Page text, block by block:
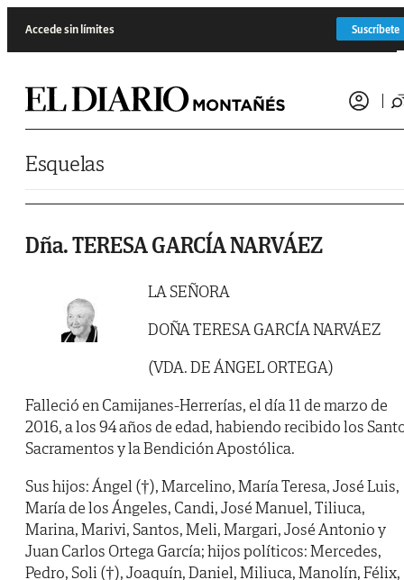
Accede sin límites Suscríbete
Esquelas
Dña. TERESA GARCÍA NARVÁEZ
LA SEÑORA
DOÑA TERESA GARCÍA NARVÁEZ
(VDA. DE ÁNGEL ORTEGA)
Falleció en Camijanes-Herrerías, el día 11 de marzo de
2016, a los 94 años de edad, habiendo recibido los
Sacramentos y la Bendición Apostólica.
Sus hijos: Ángel (†), Marcelino, María Teresa, José Luis,
María de los Ángeles, Candi, José Manuel, Tiliuca,
Marina, Marivi, Santos, Meli, Margari, José Antonio y
Juan Carlos Ortega García; hijos políticos: Mercedes,
Pedro, Soli (†), Joaquín, Daniel, Miliuca, Manolín, Félix,